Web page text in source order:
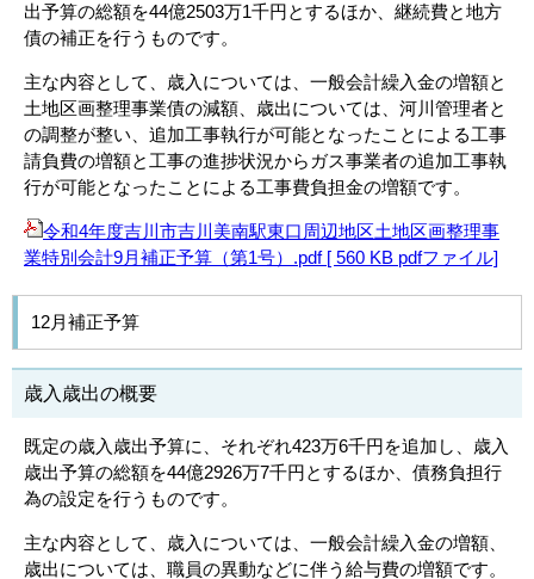
出予算の総額を44億2503万1千円とするほか、継続費と地方
債の補正を行うものです。
主な内容として、歳入については、一般会計繰入金の増額と
土地区画整理事業債の減額、歳出については、河川管理者と
の調整が整い、追加工事執行が可能となったことによる工事
請負費の増額と工事の進捗状況からガス事業者の追加工事執
行が可能となったことによる工事費負担金の増額です。
令和4年度吉川市吉川美南駅東口周辺地区土地区画整理事
業特別会計9月補正予算（第1号）.pdf [ 560 KB pdfファイル]
12月補正予算
歳入歳出の概要
既定の歳入歳出予算に、それぞれ423万6千円を追加し、歳入
歳出予算の総額を44億2926万7千円とするほか、債務負担行
為の設定を行うものです。
主な内容として、歳入については、一般会計繰入金の増額、
歳出については、職員の異動などに伴う給与費の増額です。